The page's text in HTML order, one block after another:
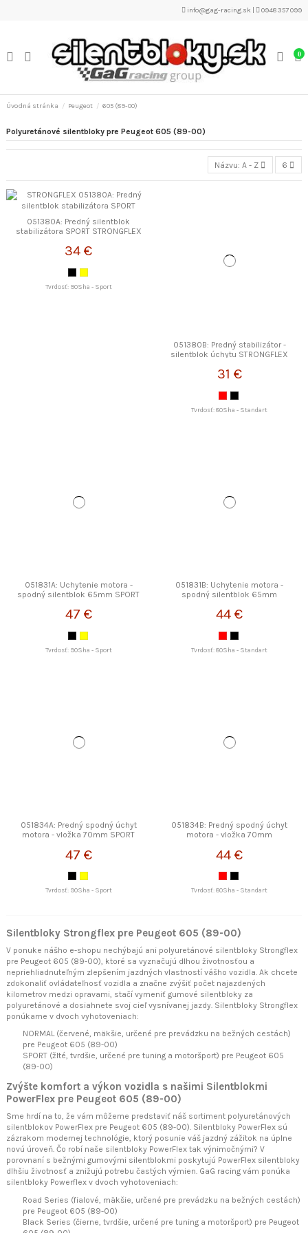
info@gag-racing.sk 0948 357 099
0
Úvodná stránka Peugeot 605 (89-00)
Polyuretánové silentbloky pre Peugeot 605 (89-00)
Názvu: A - Z 6
051380A: Predný silentblok
stabilizátora SPORT STRONGFLEX
34 €
Tvrdosť: 90Sha - Sport
051380B: Predný stabilizátor -
silentblok úchytu STRONGFLEX
31 €
Tvrdosť: 80Sha - Standart
051831A: Uchytenie motora -
spodný silentblok 65mm SPORT
47 €
Tvrdosť: 90Sha - Sport
051831B: Uchytenie motora -
spodný silentblok 65mm
44 €
Tvrdosť: 80Sha - Standart
051834A: Predný spodný úchyt
motora - vložka 70mm SPORT
47 €
Tvrdosť: 90Sha - Sport
051834B: Predný spodný úchyt
motora - vložka 70mm
44 €
Tvrdosť: 80Sha - Standart
Silentbloky Strongflex pre Peugeot 605 (89-00)
V ponuke nášho e-shopu nechýbajú ani polyuretánové silentbloky Strongflex
pre Peugeot 605 (89-00), ktoré sa vyznačujú dlhou životnosťou a
nepriehliadnuteľným zlepšením jazdných vlastností vášho vozidla. Ak chcete
zdokonaliť ovládateľnosť vozidla a značne zvýšiť počet najazdených
kilometrov medzi opravami, stačí vymeniť gumové silentbloky za
polyuretánové a dosiahnete svoj cieľ vysnívanej jazdy. Silentbloky Strongflex
ponúkame v dvoch vyhotoveniach:
NORMAL (červené, mäkšie, určené pre prevádzku na bežných cestách)
pre Peugeot 605 (89-00)
SPORT (žlté, tvrdšie, určené pre tuning a motoršport) pre Peugeot 605
(89-00)
Zvýšte komfort a výkon vozidla s našimi Silentblokmi
PowerFlex pre Peugeot 605 (89-00)
Sme hrdí na to, že vám môžeme predstaviť náš sortiment polyuretánových
silentblokov PowerFlex pre Peugeot 605 (89-00). Silentbloky PowerFlex sú
zázrakom modernej technológie, ktorý posunie váš jazdný zážitok na úplne
novú úroveň. Čo robí naše silentbloky PowerFlex tak výnimočnými? V
porovnaní s bežnými gumovými silentblokmi poskytujú PowerFlex silentbloky
dlhšiu životnosť a znižujú potrebu častých výmien. GaG racing vám ponúka
silentbloky Powerflex v dvoch vyhotoveniach:
Road Series (fialové, mäkšie, určené pre prevádzku na bežných cestách)
pre Peugeot 605 (89-00)
Black Series (čierne, tvrdšie, určené pre tuning a motoršport) pre Peugeot